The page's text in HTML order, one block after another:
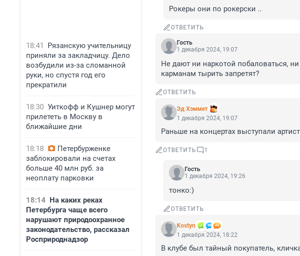
18:41
Рязанскую учительницу
приняли за закладчицу. Дело
возбудили из-за сломанной
руки, но спустя год его
прекратили
18:30 Уиткофф и Кушнер могут
прилететь в Москву в
ближайшие дни
18:18
Петербурженке
заблокировали на счетах
больше 40 млн руб. за
неоплату парковки
18:14 На каких реках
Петербурга чаще всего
нарушают природоохранное
законодательство, рассказал
Росприроднадзор
Рокеры они по рокерски ..
ОТВЕТИТЬ
Гость
1 декабря 2024, 19:07
Не дают ни наркотой побаловаться,
карманам тырить запретят?
ОТВЕТИТЬ
Эд Хэммет
1 декабря 2024, 19:07
Раньше на концертах выступали
ОТВЕТИТЬ 1
Гость
1 декабря 2024, 19:26
тонко:)
ОТВЕТИТЬ
Kostyn
1 декабря 2024, 18:22
В клубе был тайный покупатель,